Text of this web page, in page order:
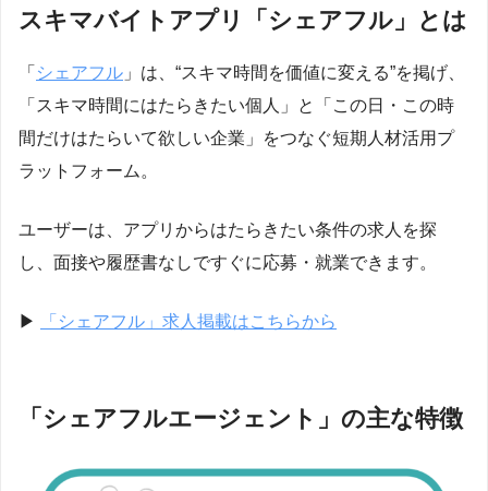
スキマバイトアプリ「シェアフル」とは
「 シェアフル 」は、“スキマ時間を価値に変える”を掲げ、
「スキマ時間にはたらきたい個人」と「この日・この時
間だけはたらいて欲しい企業」をつなぐ短期人材活用プ
ラットフォーム。
ユーザーは、アプリからはたらきたい条件の求人を探
し、面接や履歴書なしですぐに応募・就業できます。
▶︎ 「シェアフル」求人掲載はこちらから
「シェアフルエージェント」の主な特徴